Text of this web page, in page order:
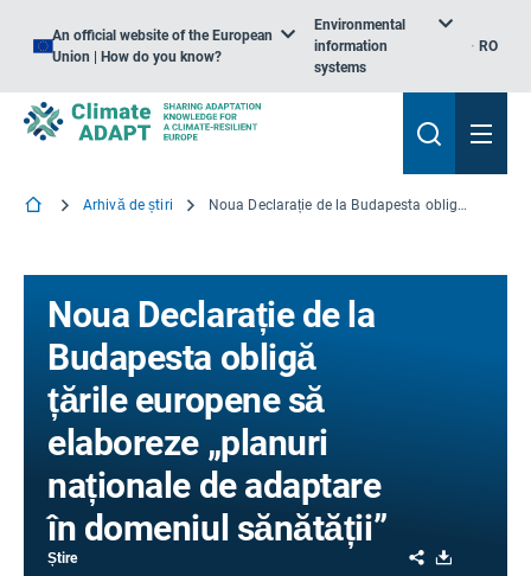
An official website of the European
Union | How do you know?
Environmental
information
systems
RO
Arhivă de știri Noua Declarație de la Budapesta obligă țările europene să elaboreze „planuri naționale de adaptare în domeniul sănătății”
Noua Declarație de la
Budapesta obligă
țările europene să
elaboreze „planuri
naționale de adaptare
în domeniul sănătății”
Știre Share